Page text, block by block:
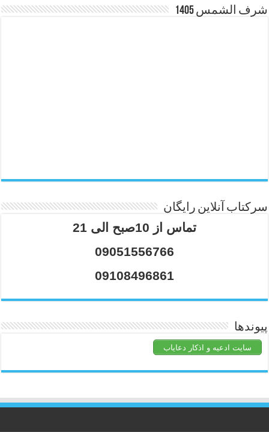
شرف الشمس 1405
سرکتاب آنلاین رایگان
تماس از 10صبح الی 21
09051556766
09108496861
پیوندها
سایت ادعیه و اذکار دعایاب